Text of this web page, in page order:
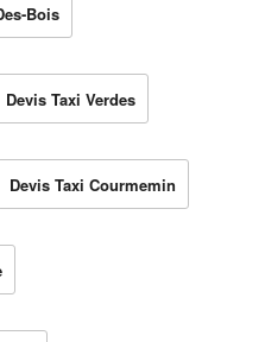
Bois
Devis Taxi Verdes
Devis Taxi Courmemin